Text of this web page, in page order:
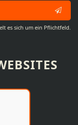
es sich um ein Pflichtfeld.